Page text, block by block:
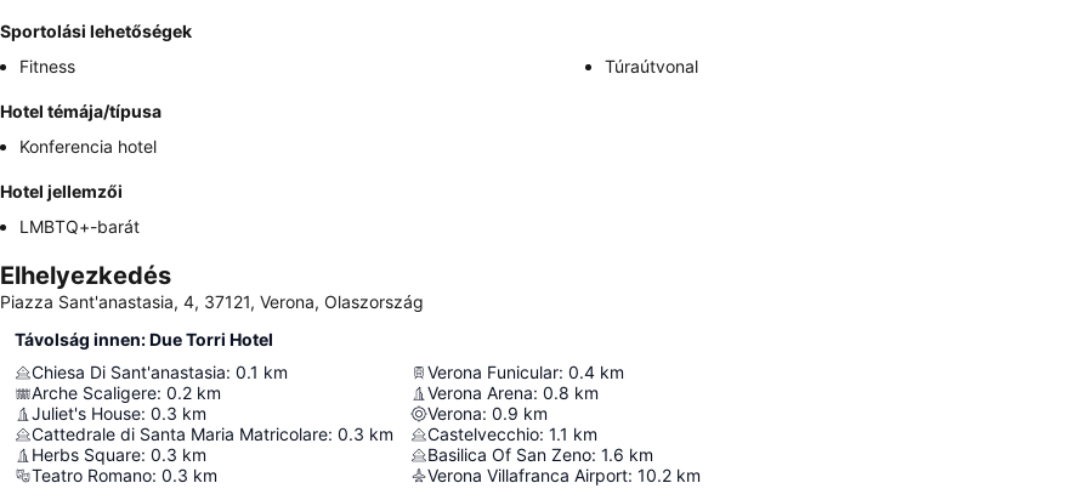
Sportolási lehetőségek
Fitness
Túraútvonal
Hotel témája/típusa
Konferencia hotel
Hotel jellemzői
LMBTQ+-barát
Elhelyezkedés
Piazza Sant'anastasia, 4, 37121, Verona, Olaszország
Távolság innen: Due Torri Hotel
Chiesa Di Sant'anastasia: 0.1 km
Arche Scaligere: 0.2 km
Juliet's House: 0.3 km
Cattedrale di Santa Maria Matricolare: 0.3 km
Herbs Square: 0.3 km
Teatro Romano: 0.3 km
Verona Funicular: 0.4 km
Verona Arena: 0.8 km
Verona: 0.9 km
Castelvecchio: 1.1 km
Basilica Of San Zeno: 1.6 km
Verona Villafranca Airport: 10.2 km